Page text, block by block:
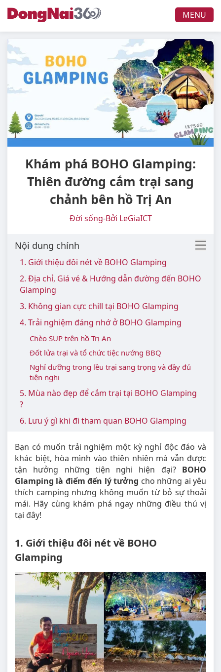
MENU
Khám phá BOHO Glamping:
Thiên đường cắm trại sang
chảnh bên hồ Trị An
Đời sống-Bởi LeGiaICT
Nội dung chính
1. Giới thiệu đôi nét về BOHO Glamping
2. Địa chỉ, Giá vé & Hướng dẫn đường đến BOHO
Glamping
3. Không gian cực chill tại BOHO Glamping
4. Trải nghiệm đáng nhớ ở BOHO Glamping
Chèo SUP trên hồ Trị An
Đốt lửa trại và tổ chức tiệc nướng BBQ
Nghỉ dưỡng trong lều trại sang trọng và đầy đủ
tiện nghi
5. Mùa nào đẹp để cắm trại tại BOHO Glamping
?
6. Lưu ý gì khi đi tham quan BOHO Glamping
Bạn có muốn trải nghiệm một kỳ nghỉ độc đáo và
khác biệt, hòa mình vào thiên nhiên mà vẫn được
tận hưởng những tiện nghi hiện đại?BOHO
Glamping là điểm đến lý tưởng cho những ai yêu
thích camping nhưng không muốn từ bỏ sự thoải
mái. Hãy cùng khám phá ngay những điều thú vị
tại đây!
1. Giới thiệu đôi nét về BOHO
Glamping